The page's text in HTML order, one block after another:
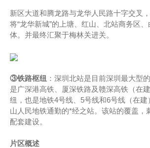
新区大道和腾龙路与龙华人民路十字交叉
将“龙华新城”的上塘、红山、北站商务区
体。并最终汇聚于梅林关进关。
③铁路枢纽 ：深圳北站是目前深圳最大型
是广深港高铁、厦深铁路及赣深高铁（在
纽，也是地铁4号线、5号线和6号线（在建
山人民地铁通勤的*经之站。该站的覆盖，
配套建设。
片区概述